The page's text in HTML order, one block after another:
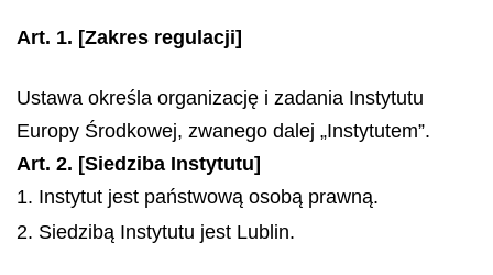
Art. 1. [Zakres regulacji]
Ustawa określa organizację i zadania Instytutu
Europy Środkowej, zwanego dalej „Instytutem”.
Art. 2. [Siedziba Instytutu]
1. Instytut jest państwową osobą prawną.
2. Siedzibą Instytutu jest Lublin.